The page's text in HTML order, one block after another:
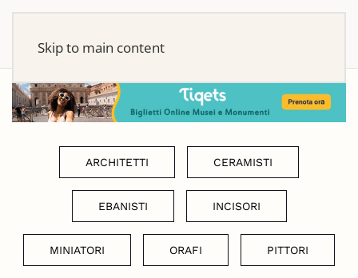
Skip to main content
ARCHITETTI CERAMISTI
EBANISTI INCISORI
MINIATORI ORAFI PITTORI